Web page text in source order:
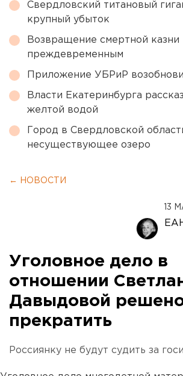
Свердловский титановый
крупный убыток
Возвращение смертной казни
преждевременным
Приложение УБРиР
Власти Екатеринбурга
желтой водой
Город в Свердловской
несуществующее озеро
← НОВОСТИ
13
Уголовное дело в
отношении
Давыдовой
прекратить
Россиянку не будут судить за